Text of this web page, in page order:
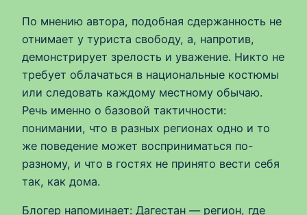
По мнению автора, подобная сдержанность не
отнимает у туриста свободу, а, напротив,
демонстрирует зрелость и уважение. Никто не
требует облачаться в национальные костюмы
или следовать каждому местному обычаю.
Речь именно о базовой тактичности:
понимании, что в разных регионах одно и то
же поведение может восприниматься по-
разному, и что в гостях не принято вести себя
так, как дома.
Блогер напоминает: Дагестан — регион, где